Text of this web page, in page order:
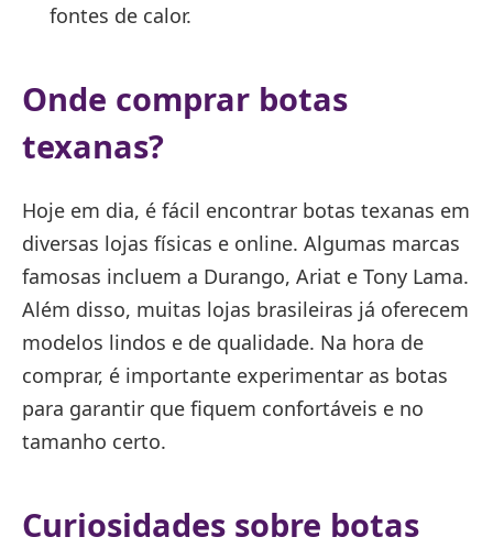
fontes de calor.
Onde comprar botas
texanas?
Hoje em dia, é fácil encontrar botas texanas em
diversas lojas físicas e online. Algumas marcas
famosas incluem a Durango, Ariat e Tony Lama.
Além disso, muitas lojas brasileiras já oferecem
modelos lindos e de qualidade. Na hora de
comprar, é importante experimentar as botas
para garantir que fiquem confortáveis e no
tamanho certo.
Curiosidades sobre botas